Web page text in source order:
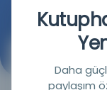
Daha
paylaşım